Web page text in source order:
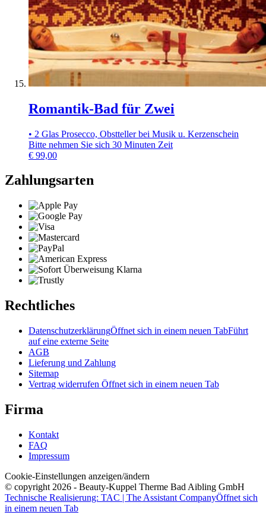
Romantik-Bad für Zwei
• 2 Glas Prosecco, Obstteller bei Musik u. Kerzenschein
Bitte nehmen Sie sich 30 Minuten Zeit
€ 99,00
Zahlungsarten
Rechtliches
DatenschutzerklärungÖffnet sich in einem neuen TabFührt
auf eine externe Seite
AGB
Lieferung und Zahlung
Sitemap
Vertrag widerrufen Öffnet sich in einem neuen Tab
Firma
Kontakt
FAQ
Impressum
Cookie-Einstellungen anzeigen/ändern
© copyright 2026 - Beauty-Kuppel Therme Bad Aibling GmbH
Technische Realisierung: TAC | The Assistant CompanyÖffnet sich
in einem neuen Tab